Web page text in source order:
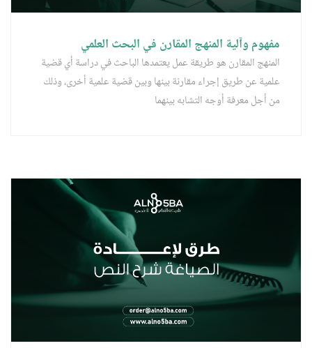
مفهوم وآلية المنهج المقارن في البحث العلمي
المنهج المقارن هو طريقة عمل يعتمدها الباحث في دراسة أي قضية
علمية عن طريق إجراء مقارنة بينها وبين قضية علمية أخرى، وذلك
من أجل معرفة أوجه التشابه بينهما